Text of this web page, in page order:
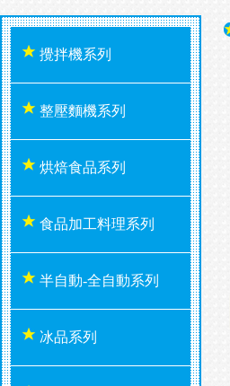
攪拌機系列
整壓麵機系列
烘焙食品系列
食品加工料理系列
半自動-全自動系列
冰品系列